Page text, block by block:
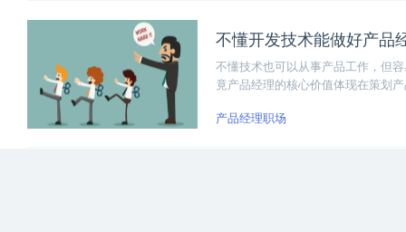
不懂开发技术能做好产品
不懂技术也可以从事产品工作，但
竟产品经理的核心价值体现在策划
产品经理职场